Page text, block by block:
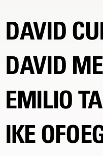
DAVID
DAVID
EMILIO
IKE